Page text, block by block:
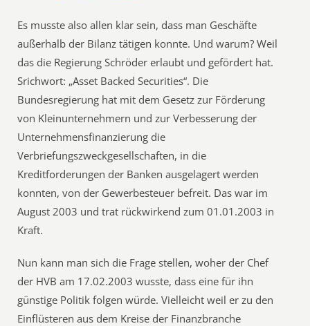
Es musste also allen klar sein, dass man Geschäfte
außerhalb der Bilanz tätigen konnte. Und warum? Weil
das die Regierung Schröder erlaubt und gefördert hat.
Srichwort: „Asset Backed Securities“. Die
Bundesregierung hat mit dem Gesetz zur Förderung
von Kleinunternehmern und zur Verbesserung der
Unternehmensfinanzierung die
Verbriefungszweckgesellschaften, in die
Kreditforderungen der Banken ausgelagert werden
konnten, von der Gewerbesteuer befreit. Das war im
August 2003 und trat rückwirkend zum 01.01.2003 in
Kraft.
Nun kann man sich die Frage stellen, woher der Chef
der HVB am 17.02.2003 wusste, dass eine für ihn
günstige Politik folgen würde. Vielleicht weil er zu den
Einflüsteren aus dem Kreise der Finanzbranche